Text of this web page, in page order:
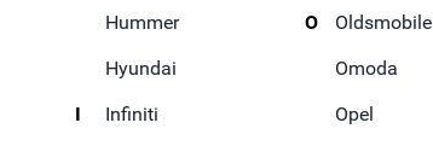
Hummer
Hyundai
I
Infiniti
O
Oldsmobile
Omoda
Opel